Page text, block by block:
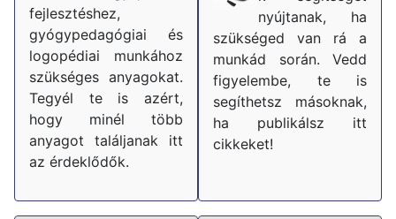
fejlesztéshez,
gyógypedagógiai és
logopédiai munkához
szükséges anyagokat.
Tegyél te is azért,
hogy minél több
anyagot találjanak itt
az érdeklődők.
nyújtanak, ha
szükséged van rá a
munkád során. Vedd
figyelembe, te is
segíthetsz másoknak,
ha publikálsz itt
cikkeket!